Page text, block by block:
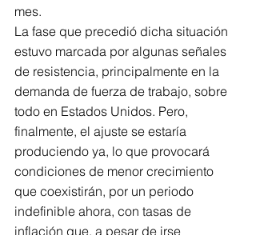
mes.
La fase que precedió dicha situación
estuvo marcada por algunas señales
de resistencia, principalmente en la
demanda de fuerza de trabajo, sobre
todo en Estados Unidos. Pero,
finalmente, el ajuste se estaría
produciendo ya, lo que provocará
condiciones de menor crecimiento
que coexistirán, por un periodo
indefinible ahora, con tasas de
inflación que, a pesar de irse